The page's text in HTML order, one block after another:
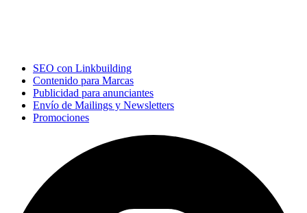
SEO con Linkbuilding
Contenido para Marcas
Publicidad para anunciantes
Envío de Mailings y Newsletters
Promociones